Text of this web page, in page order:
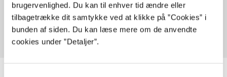
brugervenlighed. Du kan til enhver tid ændre eller
tilbagetrække dit samtykke ved at klikke på ”Cookies” i
bunden af siden. Du kan læse mere om de anvendte
cookies under ”Detaljer”.
Fra